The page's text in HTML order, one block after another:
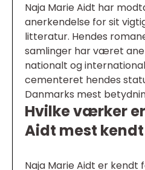
Naja Marie Aidt har
anerkendelse for sit
litteratur. Hendes
samlinger har været
nationalt og
cementeret hendes
Danmarks mest
Hvilke værker
Aidt mest
Naja Marie Aidt er kendt